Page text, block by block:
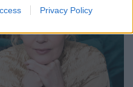
Privacy Policy